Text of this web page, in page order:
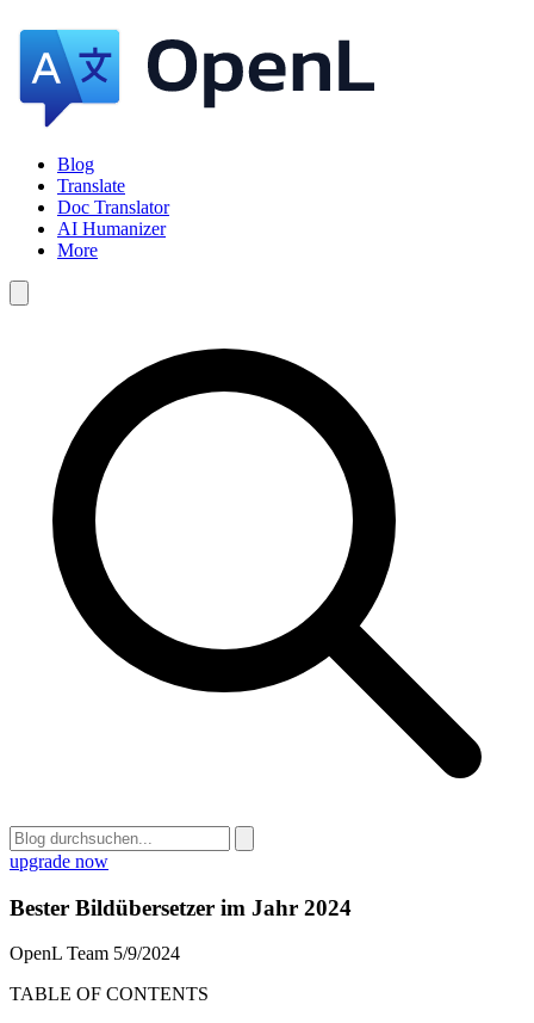
Blog
Translate
Doc Translator
AI Humanizer
More
upgrade now
Bester Bildübersetzer im Jahr 2024
OpenL Team 5/9/2024
TABLE OF CONTENTS